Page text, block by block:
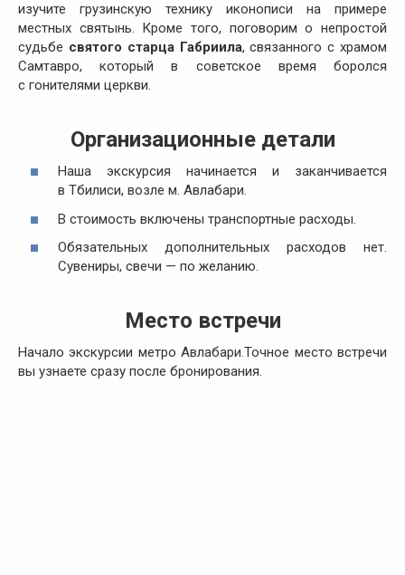
изучите грузинскую технику иконописи на примере
местных святынь. Кроме того, поговорим о непростой
судьбе святого старца Габриила, связанного с храмом
Самтавро, который в советское время боролся
с гонителями церкви.
Организационные детали
Наша экскурсия начинается и заканчивается
в Тбилиси, возле м. Авлабари.
В стоимость включены транспортные расходы.
Обязательных дополнительных расходов нет.
Сувениры, свечи — по желанию.
Место встречи
Начало экскурсии метро Авлабари.Точное место встречи
вы узнаете сразу после бронирования.